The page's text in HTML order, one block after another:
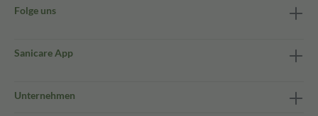
Folge uns
Sanicare App
Unternehmen